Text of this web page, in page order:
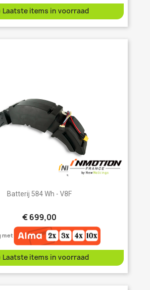
Laatste items in voorraad
Batterij 584 Wh - V8F
€ 699,00
met
Laatste items in voorraad